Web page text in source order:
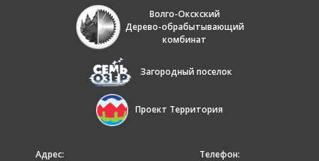
Волго-Окскский
Дерево-обрабытывающий
комбинат
Загородный поселок
Проект Территория
Адрес:
Телефон: